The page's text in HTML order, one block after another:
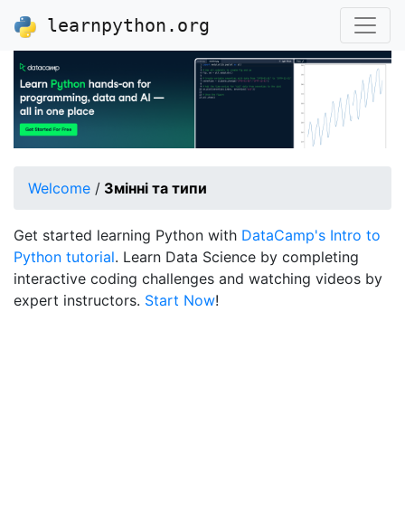
learnpython.org
Welcome / Змінні та типи
Get started learning Python with DataCamp's Intro to
Python tutorial. Learn Data Science by completing
interactive coding challenges and watching videos by
expert instructors. Start Now!